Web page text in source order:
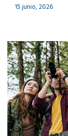
15 junio, 2026